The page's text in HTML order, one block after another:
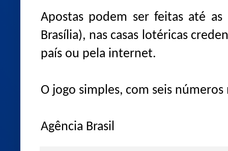
Apostas podem ser feitas até
Brasília), nas casas lotéricas
país ou pela internet.
O jogo simples, com seis números
Agência Brasil